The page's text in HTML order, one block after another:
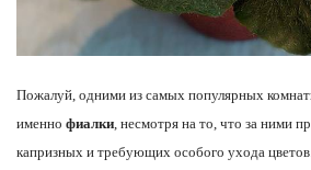
Пожалуй, одними из самых популярных
именно фиалки , несмотря на то, что за ними
капризных и требующих особого ухода